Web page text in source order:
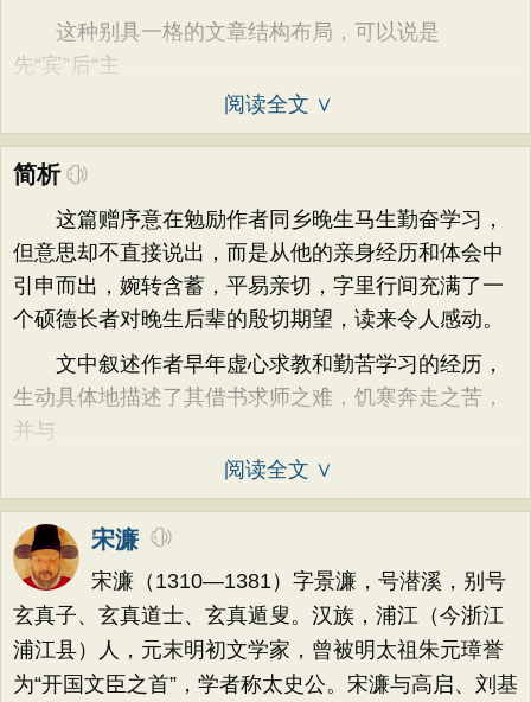
这种别具一格的文章结构布局，可以说是
先“宾”后“主
阅读全文 ∨
简析
这篇赠序意在勉励作者同乡晚生马生勤奋学习，
但意思却不直接说出，而是从他的亲身经历和体会中
引申而出，婉转含蓄，平易亲切，字里行间充满了一
个硕德长者对晚生后辈的殷切期望，读来令人感动。
文中叙述作者早年虚心求教和勤苦学习的经历，
生动具体地描述了其借书求师之难，饥寒奔走之苦，
并与
阅读全文 ∨
宋濂
宋濂（1310—1381）字景濂，号潜溪，别号
玄真子、玄真道士、玄真遁叟。汉族，浦江（今浙江
浦江县）人，元末明初文学家，曾被明太祖朱元璋誉
为“开国文臣之首”，学者称太史公。宋濂与高启、刘基